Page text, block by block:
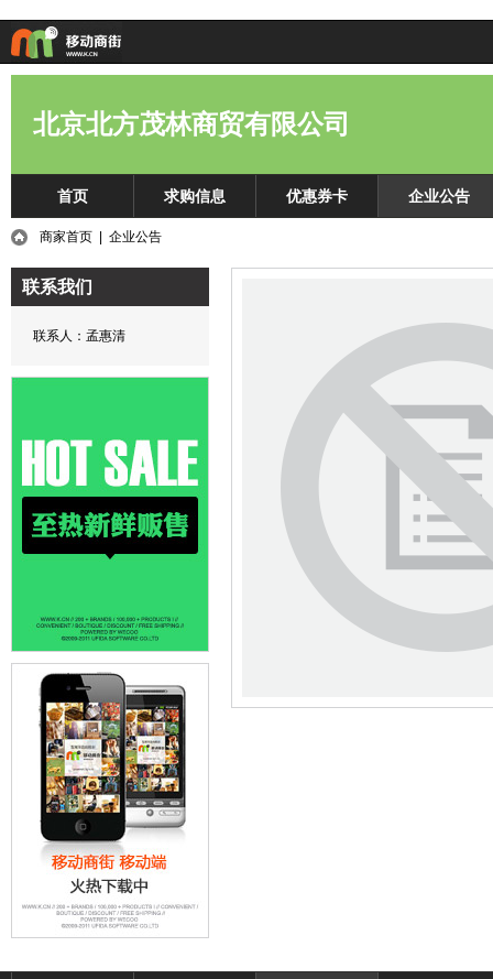
北京北方茂林商贸有限公司
首页 求购信息 优惠券卡 企业公告
商家首页 | 企业公告
联系我们
联系人：孟惠清